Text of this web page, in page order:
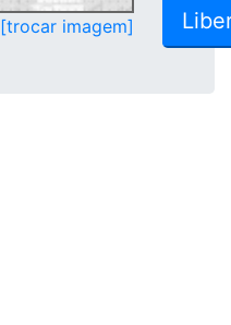
[trocar imagem]